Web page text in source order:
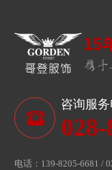
咨询服务
028-
电话：139-8205-6681 /